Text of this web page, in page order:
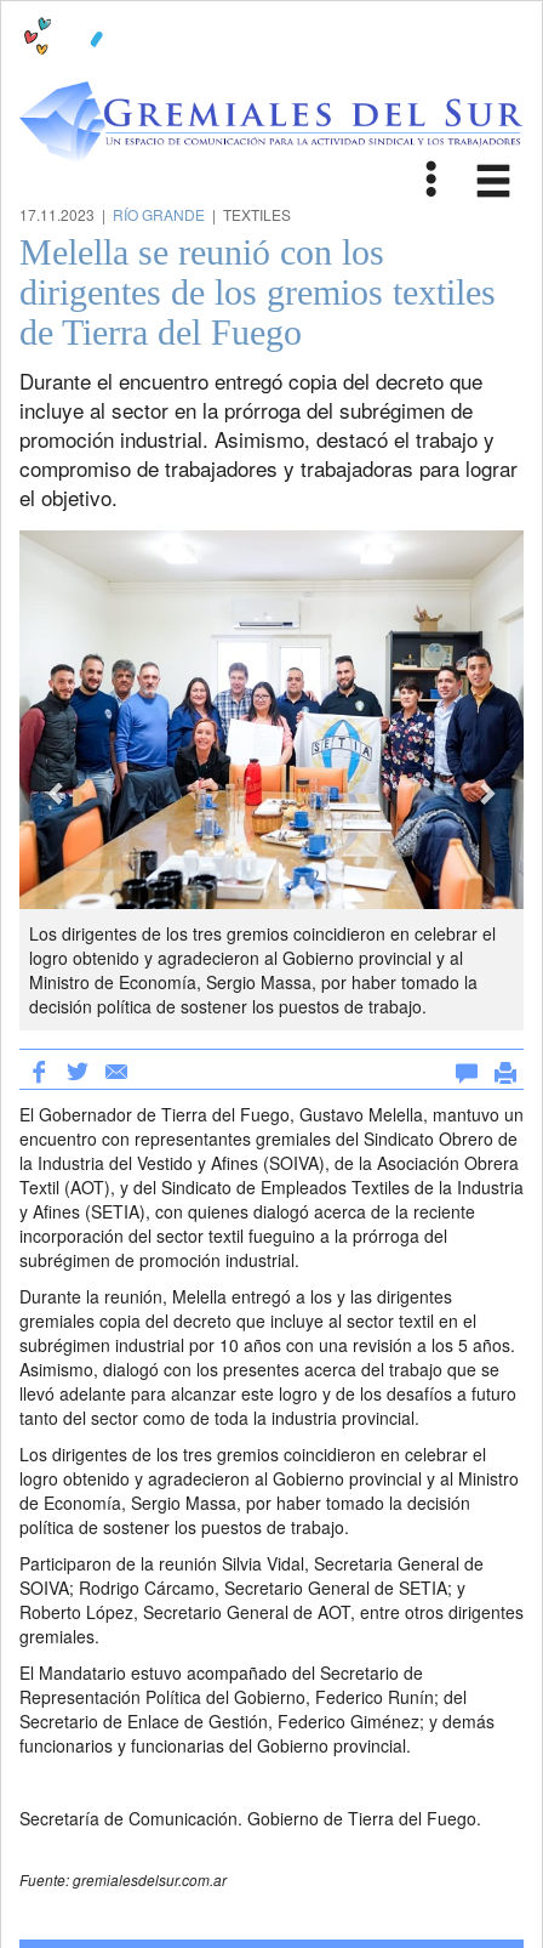
Toggle
17.11.2023 | RÍO GRANDE | TEXTILES
Melella se reunió con los
dirigentes de los gremios textiles
de Tierra del Fuego
Durante el encuentro entregó copia del decreto que
incluye al sector en la prórroga del subrégimen de
promoción industrial. Asimismo, destacó el trabajo y
compromiso de trabajadores y trabajadoras para lograr
el objetivo.
Los dirigentes de los tres gremios coincidieron en celebrar el
logro obtenido y agradecieron al Gobierno provincial y al
Ministro de Economía, Sergio Massa, por haber tomado la
decisión política de sostener los puestos de trabajo.
Next
El Gobernador de Tierra del Fuego, Gustavo Melella, mantuvo un
encuentro con representantes gremiales del Sindicato Obrero de
la Industria del Vestido y Afines (SOIVA), de la Asociación Obrera
Textil (AOT), y del Sindicato de Empleados Textiles de la Industria
y Afines (SETIA), con quienes dialogó acerca de la reciente
incorporación del sector textil fueguino a la prórroga del
subrégimen de promoción industrial.
Durante la reunión, Melella entregó a los y las dirigentes
gremiales copia del decreto que incluye al sector textil en el
subrégimen industrial por 10 años con una revisión a los 5 años.
Asimismo, dialogó con los presentes acerca del trabajo que se
llevó adelante para alcanzar este logro y de los desafíos a futuro
tanto del sector como de toda la industria provincial.
Los dirigentes de los tres gremios coincidieron en celebrar el
logro obtenido y agradecieron al Gobierno provincial y al Ministro
de Economía, Sergio Massa, por haber tomado la decisión
política de sostener los puestos de trabajo.
Participaron de la reunión Silvia Vidal, Secretaria General de
SOIVA; Rodrigo Cárcamo, Secretario General de SETIA; y
Roberto López, Secretario General de AOT, entre otros dirigentes
gremiales.
El Mandatario estuvo acompañado del Secretario de
Representación Política del Gobierno, Federico Runín; del
Secretario de Enlace de Gestión, Federico Giménez; y demás
funcionarios y funcionarias del Gobierno provincial.
Secretaría de Comunicación. Gobierno de Tierra del Fuego.
Fuente: gremialesdelsur.com.ar